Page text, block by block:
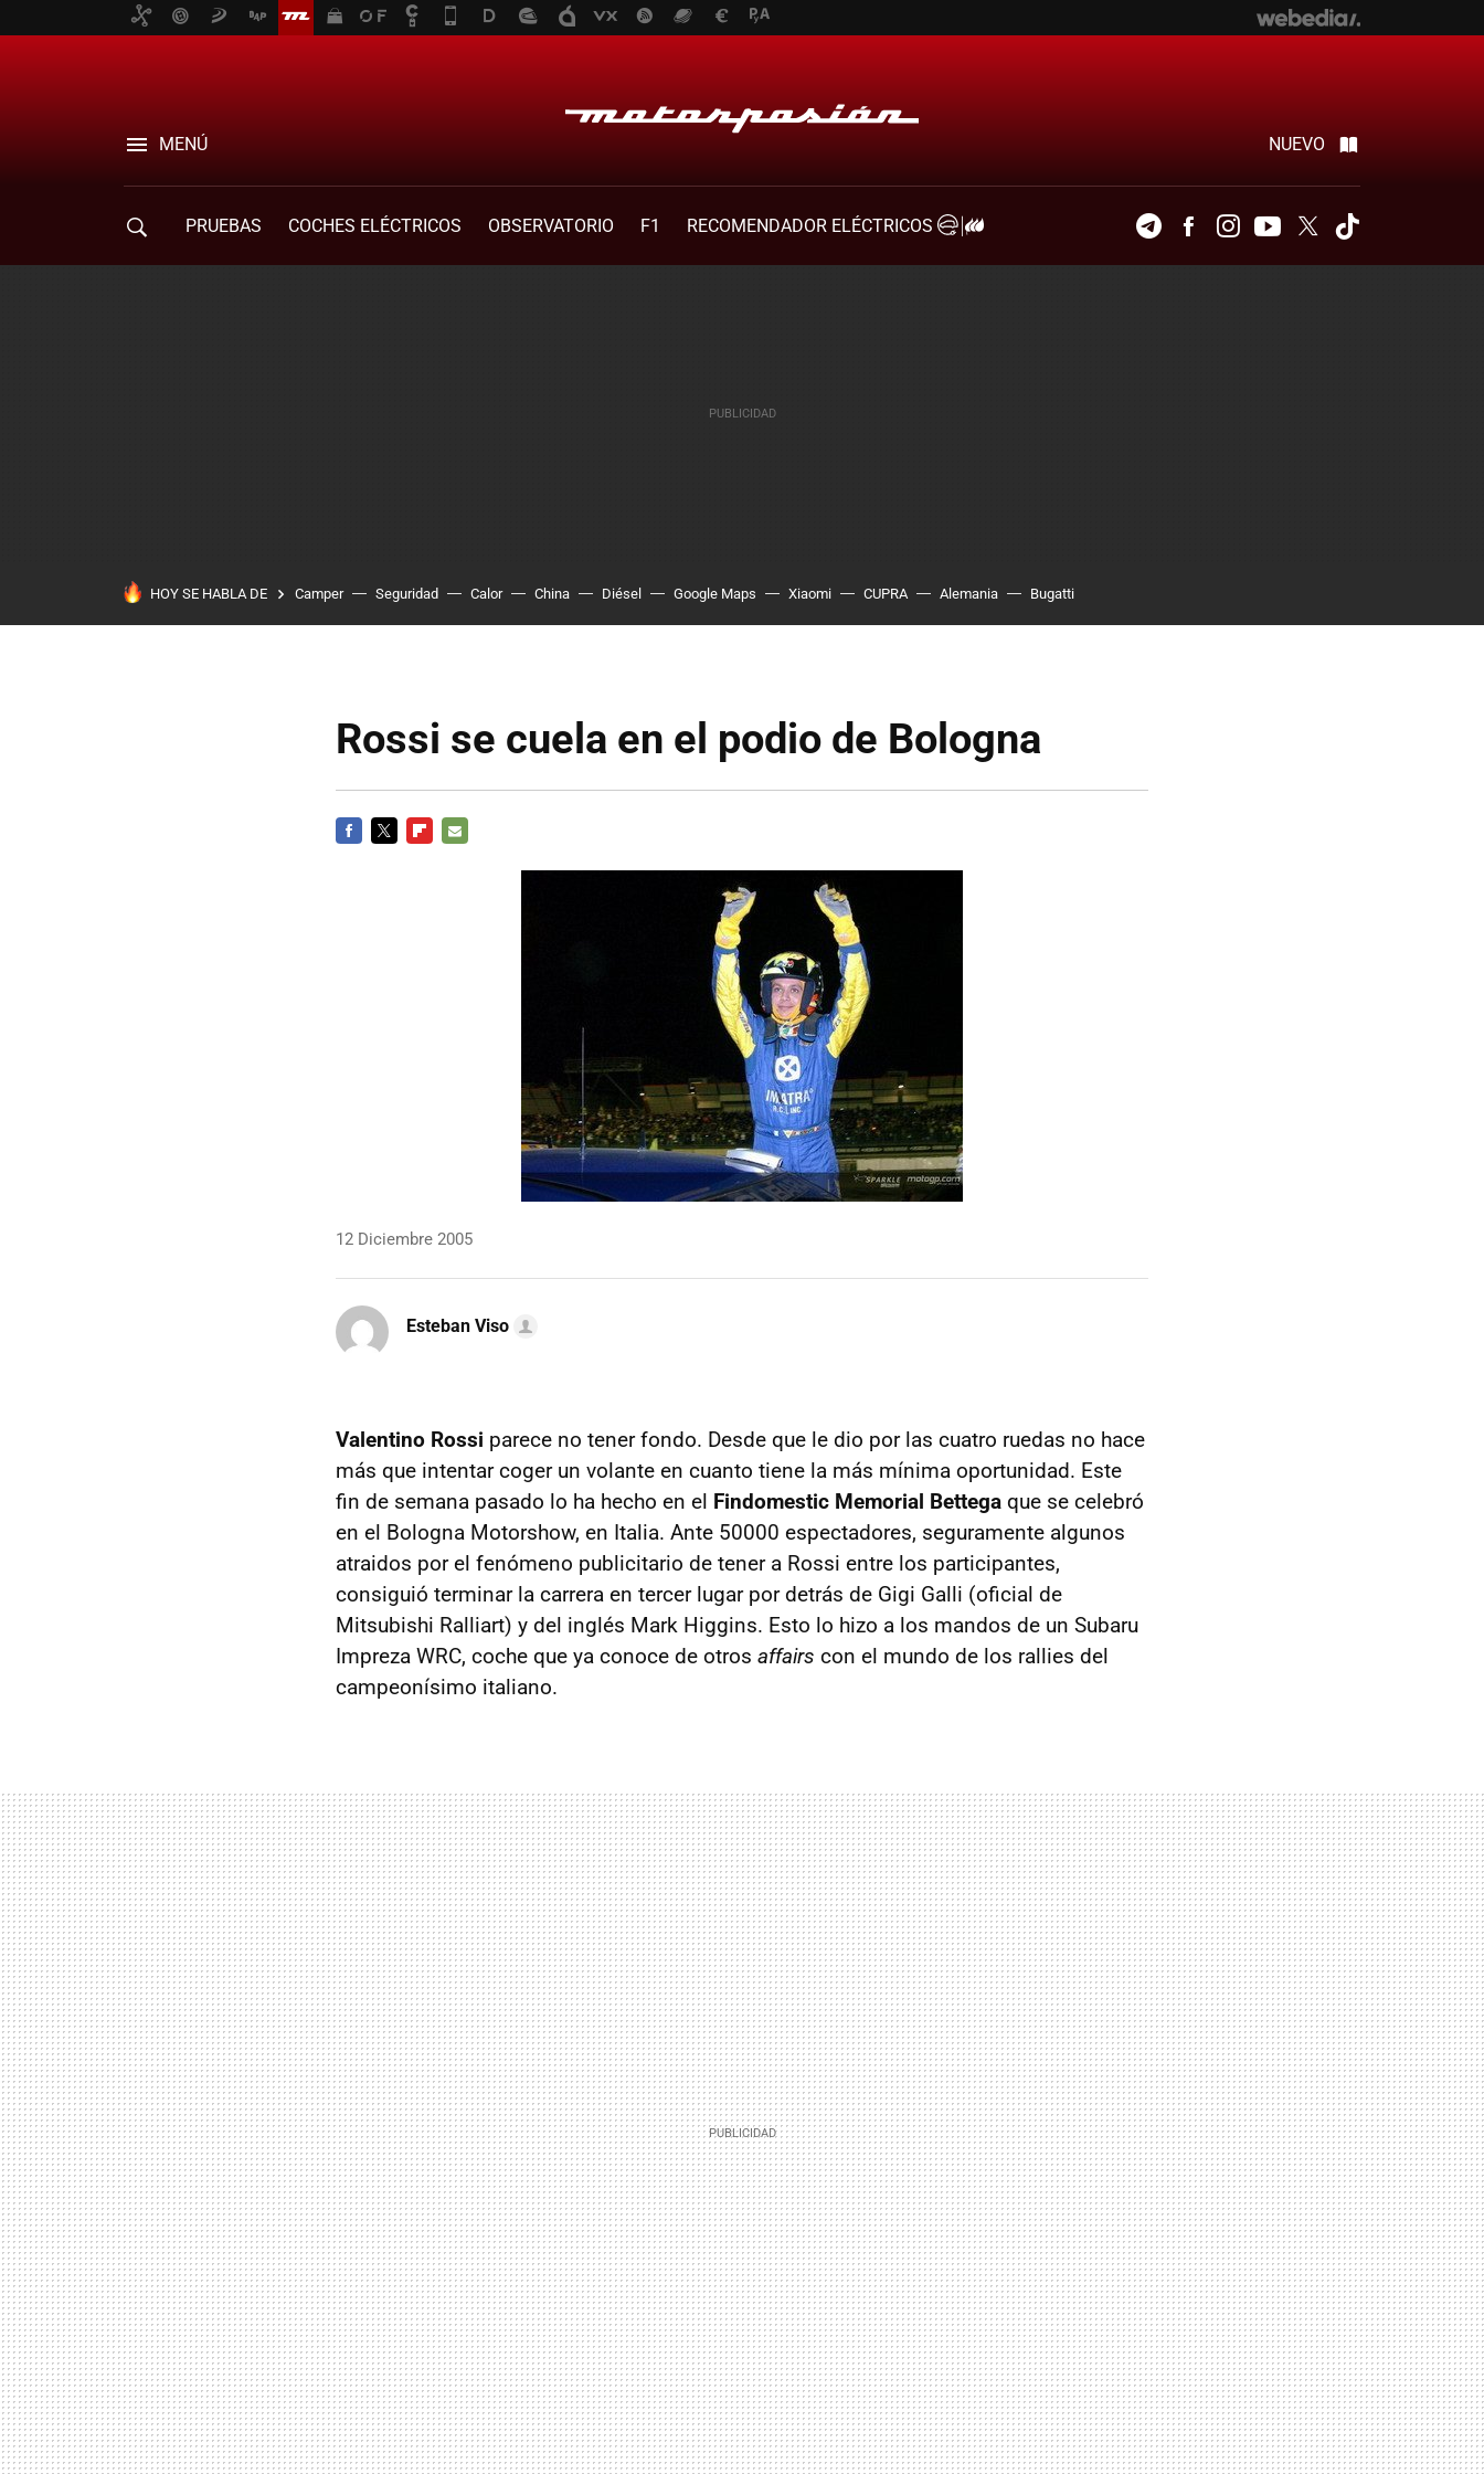
MENÚ NUEVO
PRUEBAS COCHES ELÉCTRICOS OBSERVATORIO F1
RECOMENDADOR ELÉCTRICOS
TelegramFacebookInstagramYoutubeTwitter
HOY SE HABLA DE Camper Seguridad Calor China Diésel Google Maps Xiaomi CUPRA Alemania Bugatti
Rossi se cuela en el podio de Bologna
12 Diciembre 2005
Esteban Viso
Valentino Rossi parece no tener fondo. Desde que le dio por las cuatro ruedas no hace
más que intentar coger un volante en cuanto tiene la más mínima oportunidad. Este
fin de semana pasado lo ha hecho en el Findomestic Memorial Bettega que se celebró
en el Bologna Motorshow, en Italia. Ante 50000 espectadores, seguramente algunos
atraidos por el fenómeno publicitario de tener a Rossi entre los participantes,
consiguió terminar la carrera en tercer lugar por detrás de Gigi Galli (oficial de
Mitsubishi Ralliart) y del inglés Mark Higgins. Esto lo hizo a los mandos de un Subaru
Impreza WRC, coche que ya conoce de otros affairs con el mundo de los rallies del
campeonísimo italiano.